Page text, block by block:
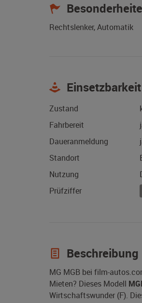
Rechtslenker, Automatik
Zustand
Fahrbereit
Daueranmeldung
Standort
Nutzung
Prüfziffer
Beschreibung
MG MGB bei film-
Mieten? Dieses Modell
Wirtschaftswunder (F).